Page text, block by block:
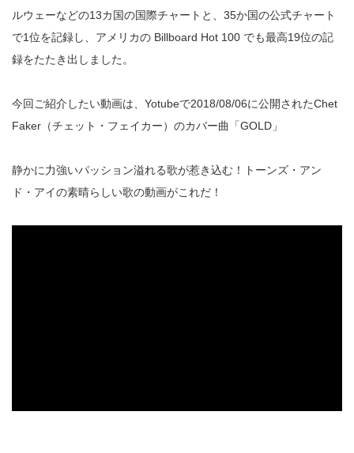
ルウェーなどの13カ国の国際チャートと、35か国の公式チャート
で1位を記録し、アメリカの Billboard Hot 100 でも最高19位の記
録をたたき出しました。
今回ご紹介したい動画は、Yotubeで2018/08/06に公開されたChet
Faker（チェット・フェイカー）のカバー曲「GOLD」
静かに力強いパッション溢れる歌が惹き込む！トーンズ・アン
ド・アイの素晴らしい歌の動画がこれだ！